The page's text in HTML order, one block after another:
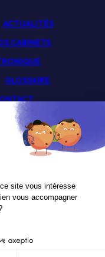
ACTUALITÉS
CABINETS
GLOSSAIRE
2026.